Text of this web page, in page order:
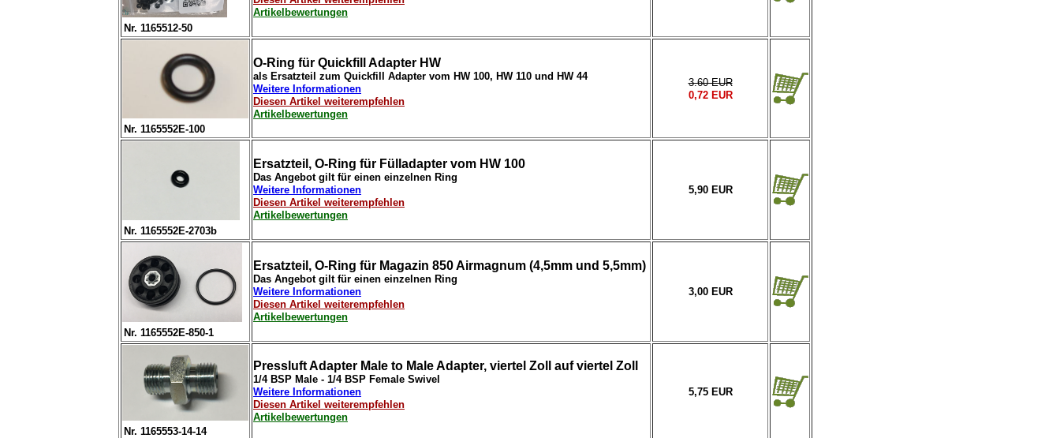
Nr. 1165512-50
Artikelbewertungen
Nr. 1165552E-100
O-Ring für Quickfill Adapter HW
als Ersatzteil zum Quickfill Adapter vom HW 100, HW 110 und HW 44
Weitere Informationen
Diesen Artikel weiterempfehlen
Artikelbewertungen
3.60 EUR
0,72 EUR
Nr. 1165552E-2703b
Ersatzteil, O-Ring für Fülladapter vom HW 100
Das Angebot gilt für einen einzelnen Ring
Weitere Informationen
Diesen Artikel weiterempfehlen
Artikelbewertungen
5,90 EUR
Nr. 1165552E-850-1
Ersatzteil, O-Ring für Magazin 850 Airmagnum (4,5mm und 5,5mm)
Das Angebot gilt für einen einzelnen Ring
Weitere Informationen
Diesen Artikel weiterempfehlen
Artikelbewertungen
3,00 EUR
Nr. 1165553-14-14
Pressluft Adapter Male to Male Adapter, viertel Zoll auf viertel Zoll
1/4 BSP Male - 1/4 BSP Female Swivel
Weitere Informationen
Diesen Artikel weiterempfehlen
Artikelbewertungen
5,75 EUR